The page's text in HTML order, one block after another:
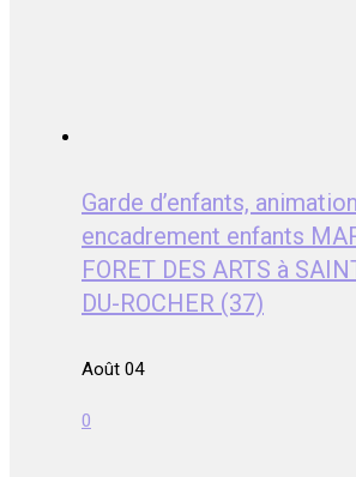
Garde d’enfants,
encadrement enfants
FORET DES ARTS à
DU-ROCHER (37)
Août 04
0